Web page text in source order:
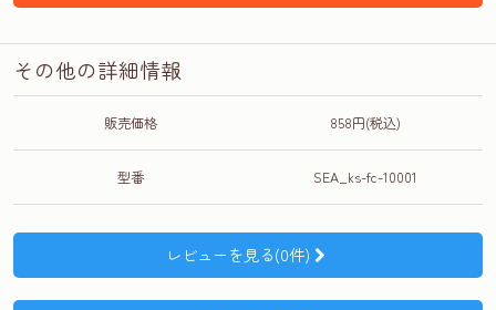
その他の詳細情報
販売価格 858円(税込)
型番 SEA_ks-fc-10001
レビューを見る(0件)